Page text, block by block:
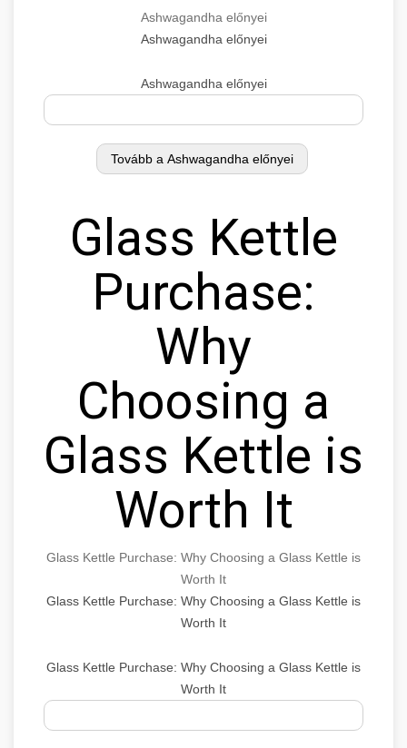
Ashwagandha előnyei
Ashwagandha előnyei
Ashwagandha előnyei
Glass Kettle
Purchase:
Why
Choosing a
Glass Kettle is
Worth It
Glass Kettle Purchase: Why Choosing a Glass Kettle is
Worth It
Glass Kettle Purchase: Why Choosing a Glass Kettle is
Worth It
Glass Kettle Purchase: Why Choosing a Glass Kettle is
Worth It